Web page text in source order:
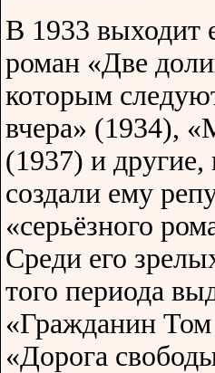
В 1933 выходит
роман «Две
которым
вчера» (1934),
(1937) и другие,
создали ему
«серьёзного
Среди его
того периода
«Гражданин
«Дорога